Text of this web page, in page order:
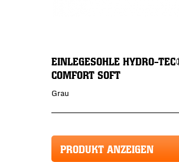
EINLEGESOHLE HYDRO-
COMFORT SOFT
Grau
PRODUKT ANZEIGEN